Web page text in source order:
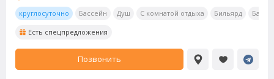
круглосуточно Бассейн Душ С комнатой отдыха Бильярд Бар
Есть спецпредложения
Позвонить